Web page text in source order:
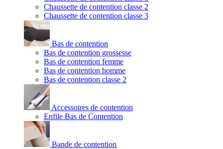
Chaussette de contention classe 2
Chaussette de contention classe 3
Bas de contention
Bas de contention grossesse
Bas de contention femme
Bas de contention homme
Bas de contention classe 2
Accessoires de contention
Enfile Bas de Contention
Bande de contention